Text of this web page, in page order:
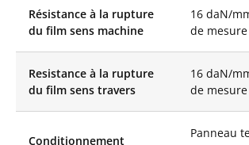
sportive, d’un studio
de danse pour des
cours de ballet, d’un
espace de répétition
pour une troupe de
théâtre, ou d’un
miroir mobile s’adapte
Résistance à la rupture
du film sens machine
16 daN/
de mesure
Resistance à la rupture
du film sens travers
16 daN/
de mesure
Conditionnement
Panneau